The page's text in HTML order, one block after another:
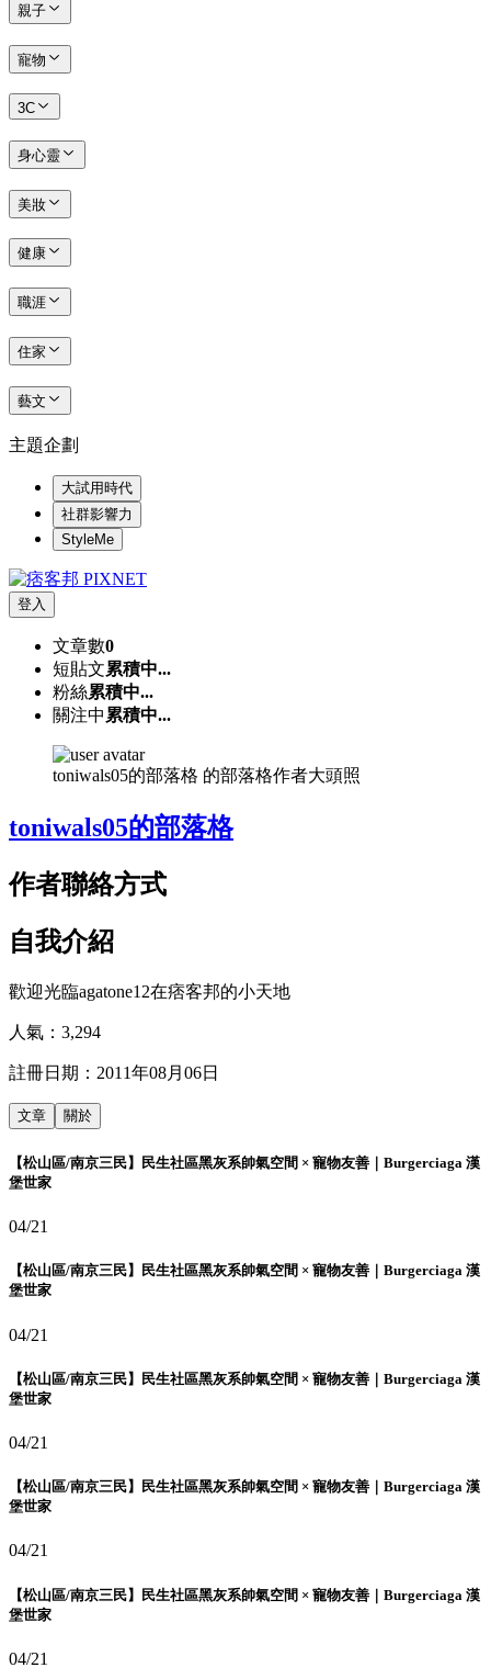
親子
寵物
3C
身心靈
美妝
健康
職涯
住家
藝文
主題企劃
大試用時代
社群影響力
StyleMe
登入
文章數0
短貼文累積中...
粉絲累積中...
關注中 累積中...
toniwals05的部落格 的部落格作者大頭照
toniwals05的部落格
作者聯絡方式
自我介紹
歡迎光臨agatone12在痞客邦的小天地
人氣： 3,294
註冊日期： 2011年08月06日
文章 關於
【松山區/南京三民】民生社區黑灰系帥氣空間 × 寵物友善｜Burgerciaga 漢
堡世家
04/21
【松山區/南京三民】民生社區黑灰系帥氣空間 × 寵物友善｜Burgerciaga 漢
堡世家
04/21
【松山區/南京三民】民生社區黑灰系帥氣空間 × 寵物友善｜Burgerciaga 漢
堡世家
04/21
【松山區/南京三民】民生社區黑灰系帥氣空間 × 寵物友善｜Burgerciaga 漢
堡世家
04/21
【松山區/南京三民】民生社區黑灰系帥氣空間 × 寵物友善｜Burgerciaga 漢
堡世家
04/21